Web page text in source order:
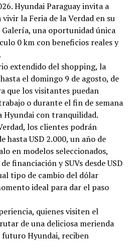
Hyundai Paraguay invita a
la Feria de la Verdad en su
Galería, una oportunidad única
0 km con beneficios reales y
extendido del shopping, la
el domingo 9 de agosto, de
que los visitantes puedan
o durante el fin de semana
Hyundai con tranquilidad.
los clientes podrán
hasta USD 2.000, un año de
en modelos seleccionados,
financiación y SUVs desde USD
tipo de cambio del dólar
ideal para dar el paso
quienes visiten el
de una deliciosa merienda
Hyundai, reciben